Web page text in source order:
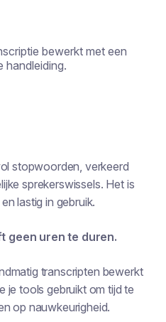
bewerkt met een
handleiding.
stopwoorden, verkeerd
sprekerswissels. Het is
lastig in gebruik.
geen uren te duren.
transcripten bewerkt
je tools gebruikt om tijd te
op nauwkeurigheid.